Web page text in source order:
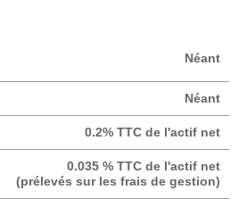
Néant
Néant
0.2% TTC de l'actif net
0.035 % TTC de l'actif net
(prélevés sur les frais de gestion)